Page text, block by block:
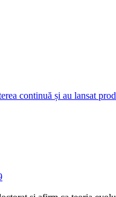
continuă și au lansat